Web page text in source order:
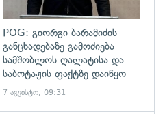
POG: გიორგი ბარამიძის
განცხადებაზე გამოძიება
სამშობლოს ღალატისა და
საბოტაჟის ფაქტზე დაიწყო
7 აგვისტო, 09:31